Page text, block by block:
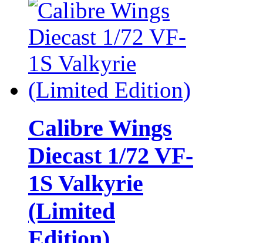
Calibre Wings
Diecast 1/72 VF-
1S Valkyrie
(Limited